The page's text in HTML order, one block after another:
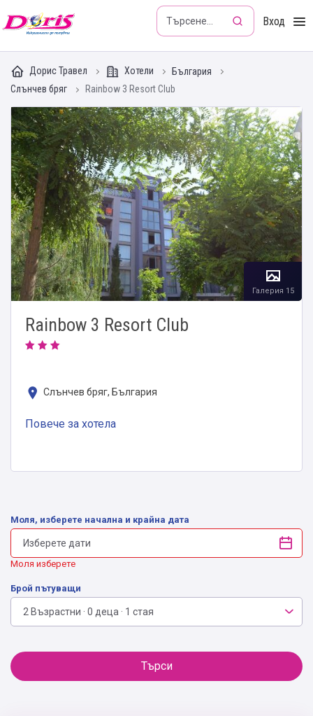
Doris - Изкушението да пътуваш Вход
Дорис Травел Хотели
България
Слънчев бряг
Rainbow 3 Resort Club
Rainbow 3 Resort Club
Слънчев бряг, България
Повече за хотела
Галерия 15
Моля, изберете начална и крайна дата
Моля изберете
Брой пътуващи
2 Възрастни · 0 деца · 1 стая
Търси